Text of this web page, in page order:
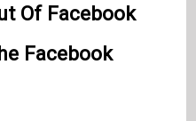
Of Facebook
Facebook